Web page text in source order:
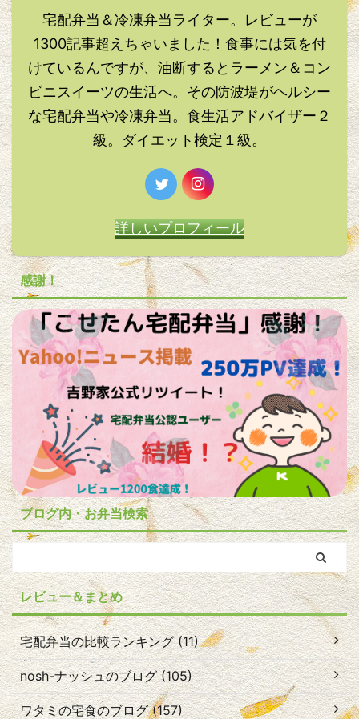
宅配弁当＆冷凍弁当ライター。レビューが
1300記事超えちゃいました！食事には気を付
けているんですが、油断するとラーメン＆コン
ビニスイーツの生活へ。その防波堤がヘルシー
な宅配弁当や冷凍弁当。食生活アドバイザー２
級。ダイエット検定１級。
詳しいプロフィール
感謝！
ブログ内・お弁当検索
レビュー＆まとめ
宅配弁当の比較ランキング (11)
nosh-ナッシュのブログ (105)
ワタミの宅食のブログ (157)